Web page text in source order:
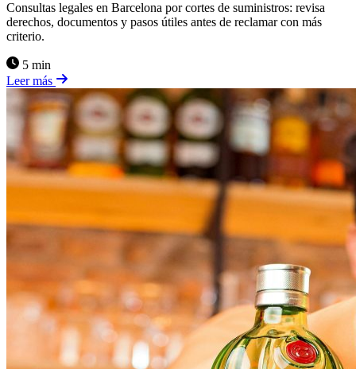
Consultas legales en Barcelona por cortes de suministros: revisa
derechos, documentos y pasos útiles antes de reclamar con más
criterio.
5 min
Leer más